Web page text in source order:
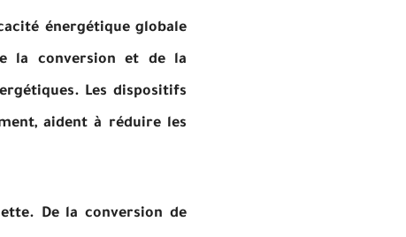
énergétique globale
la conversion et de la
Les dispositifs
aident à réduire les
De la conversion de